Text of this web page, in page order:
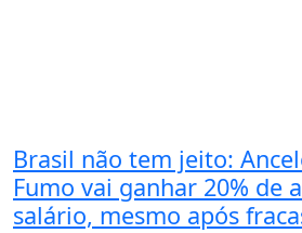
Brasil não tem jeito:
Fumo vai ganhar 20% de
salário, mesmo após